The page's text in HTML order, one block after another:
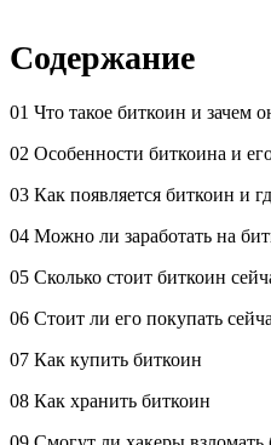
Содержание
01 Что такое биткоин и зачем
02 Особенности биткоина и
03 Как появляется биткоин и
04 Можно ли заработать на
05 Сколько стоит биткоин
06 Стоит ли его покупать
07 Как купить биткоин
08 Как хранить биткоин